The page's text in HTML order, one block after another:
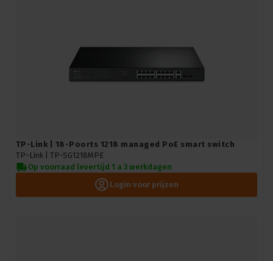
TP-Link | 18-Poorts 1218 managed PoE smart switch
TP-Link | TP-SG1218MPE
Op voorraad levertijd 1 a 3 werkdagen
Login voor prijzen